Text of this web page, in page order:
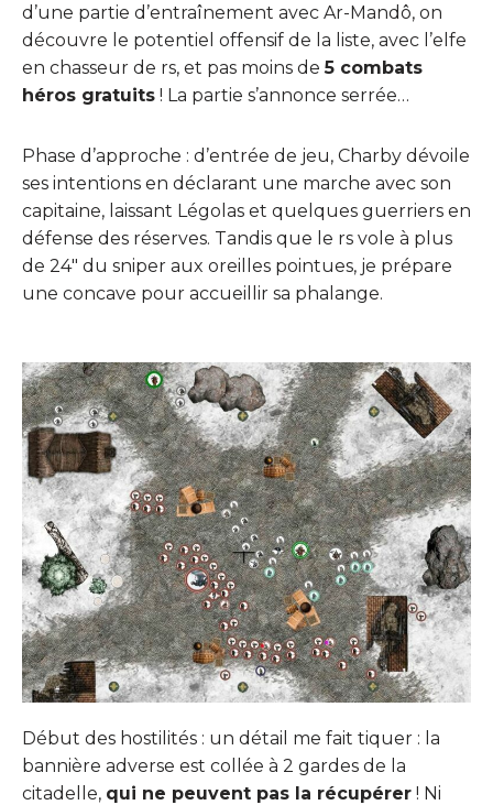
d’une partie d’entraînement avec Ar-Mandô, on
découvre le potentiel offensif de la liste, avec l’elfe
en chasseur de rs, et pas moins de5 combats
héros gratuits ! La partie s’annonce serrée…
Phase d’approche : d’entrée de jeu, Charby dévoile
ses intentions en déclarant une marche avec son
capitaine, laissant Légolas et quelques guerriers en
défense des réserves. Tandis que le rs vole à plus
de 24″ du sniper aux oreilles pointues, je prépare
une concave pour accueillir sa phalange.
Début des hostilités : un détail me fait tiquer : la
bannière adverse est collée à 2 gardes de la
citadelle, qui ne peuvent pas la récupérer ! Ni